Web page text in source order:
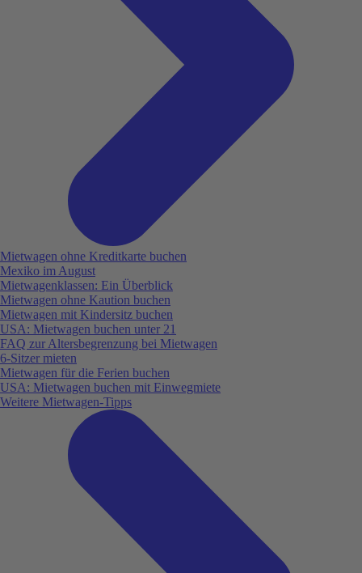
Mietwagen ohne Kreditkarte buchen
Mexiko im August
Mietwagenklassen: Ein Überblick
Mietwagen ohne Kaution buchen
Mietwagen mit Kindersitz buchen
USA: Mietwagen buchen unter 21
FAQ zur Altersbegrenzung bei Mietwagen
6-Sitzer mieten
Mietwagen für die Ferien buchen
USA: Mietwagen buchen mit Einwegmiete
Weitere Mietwagen-Tipps